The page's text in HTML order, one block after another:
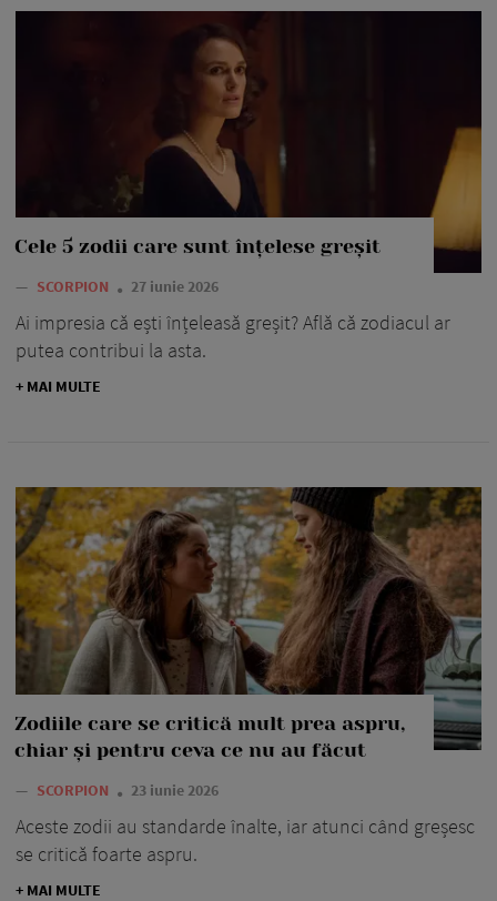
Cele 5 zodii care sunt înțelese greșit
— SCORPION 27 iunie 2026
Ai impresia că ești înțeleasă greșit? Află că zodiacul ar
putea contribui la asta.
+ MAI MULTE
Zodiile care se critică mult prea aspru,
chiar și pentru ceva ce nu au făcut
— SCORPION 23 iunie 2026
Aceste zodii au standarde înalte, iar atunci când greșesc
se critică foarte aspru.
+ MAI MULTE